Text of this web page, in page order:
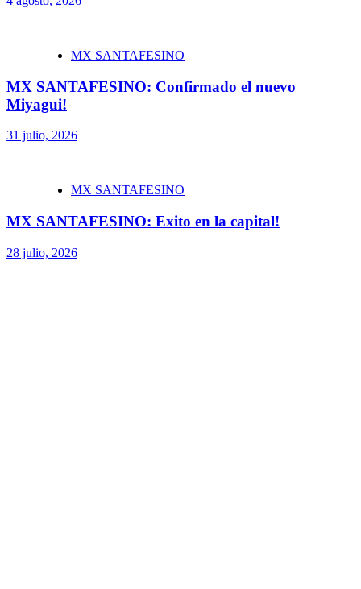
MX SANTAFESINO
MX SANTAFESINO: Confirmado el nuevo
Miyagui!
31 julio, 2026
MX SANTAFESINO
MX SANTAFESINO: Exito en la capital!
28 julio, 2026